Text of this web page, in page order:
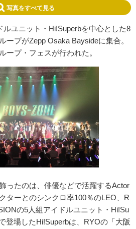
写真をすべて見る
ユニット・Hi!Superbを中心とした8
ープがZepp Osaka Baysideに集合。
ープ・フェスが行われた。
ったのは、俳優などで活躍するActor
ターとのシンクロ率100％のLEO、R
の5人組アイドルユニット・Hi!Su
登場したHi!Superbは、RYOの「大阪